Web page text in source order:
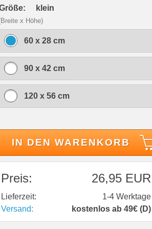
klein
x Höhe)
60 x 28 cm
90 x 42 cm
120 x 56 cm
IN DEN WARENKORB
Preis: 26,95 EUR
Lieferzeit:
1-4 Werktage
Versand:
kostenlos ab 49€ (D)